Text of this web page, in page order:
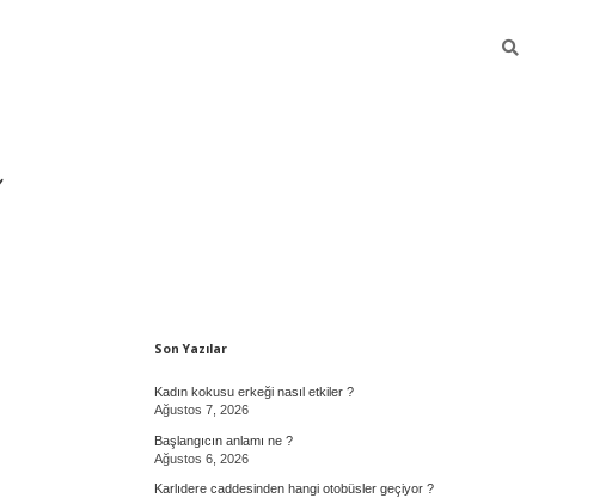
Sidebar
Son Yazılar
Kadın kokusu erkeği nasıl etkiler ?
Ağustos 7, 2026
Başlangıcın anlamı ne ?
Ağustos 6, 2026
Karlıdere caddesinden hangi otobüsler geçiyor ?